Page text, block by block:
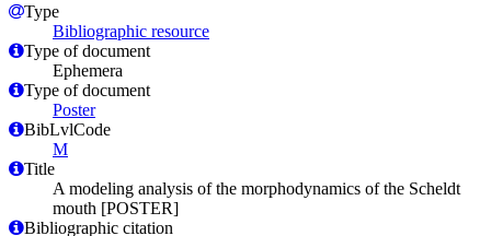
Type
Bibliographic resource
Type of document
Ephemera
Type of document
Poster
BibLvlCode
M
Title
A modeling analysis of the morphodynamics of the Scheldt
mouth [POSTER]
Bibliographic citation